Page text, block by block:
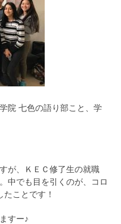
院 七色の語り部こと、学
が、ＫＥＣ修了生の就職
中でも目を引くのが、コロ
ことです！
すー♪